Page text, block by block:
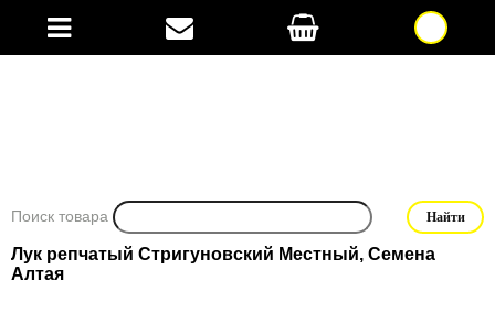
Поиск товара
Лук репчатый Стригуновский Местный, Семена
Алтая